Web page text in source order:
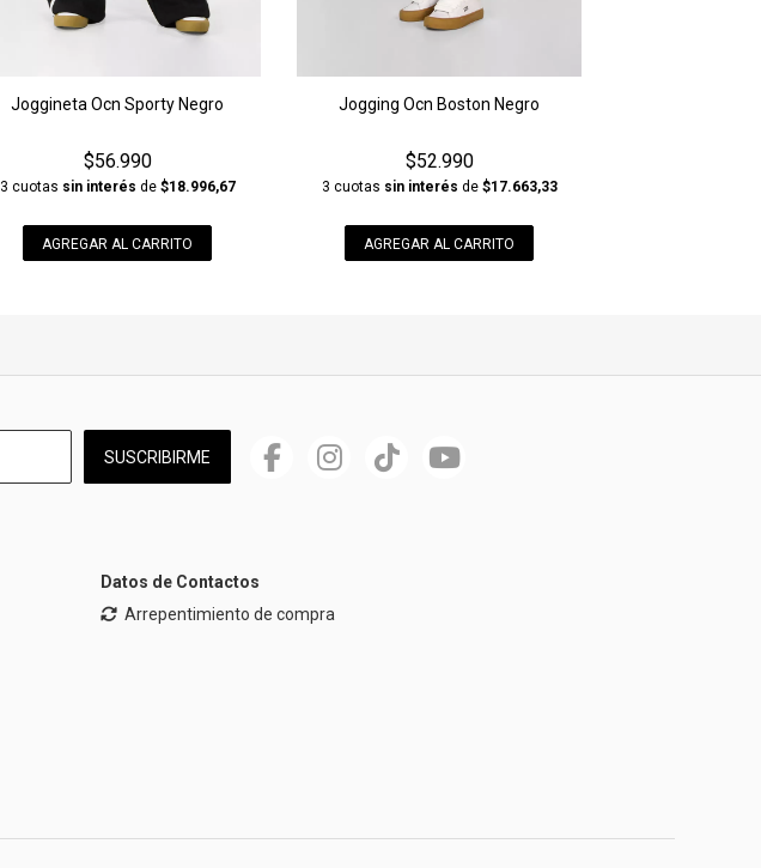
Joggineta Ocn Sporty Negro
$56.990
3 cuotas sin interés de $18.996,67
AGREGAR AL CARRITO
Jogging Ocn Boston Negro
$52.990
3 cuotas sin interés de $17.663,33
AGREGAR AL CARRITO
SUSCRIBIRME
Datos de Contactos
Arrepentimiento de compra